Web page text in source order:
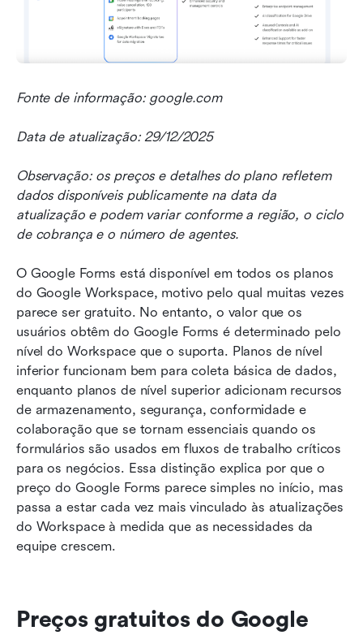
Fonte de informação: google.com
Data de atualização: 29/12/2025
Observação: os preços e detalhes do plano refletem
dados disponíveis publicamente na data da
atualização e podem variar conforme a região, o ciclo
de cobrança e o número de agentes.
O Google Forms está disponível em todos os planos
do Google Workspace, motivo pelo qual muitas vezes
parece ser gratuito. No entanto, o valor que os
usuários obtêm do Google Forms é determinado pelo
nível do Workspace que o suporta. Planos de nível
inferior funcionam bem para coleta básica de dados,
enquanto planos de nível superior adicionam recursos
de armazenamento, segurança, conformidade e
colaboração que se tornam essenciais quando os
formulários são usados em fluxos de trabalho críticos
para os negócios. Essa distinção explica por que o
preço do Google Forms parece simples no início, mas
passa a estar cada vez mais vinculado às atualizações
do Workspace à medida que as necessidades da
equipe crescem.
Preços gratuitos do Google